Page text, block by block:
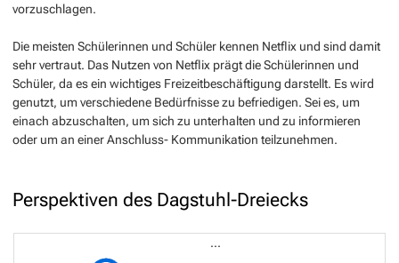
vorzuschlagen.
Die meisten Schülerinnen und Schüler kennen Netflix und sind damit
sehr vertraut. Das Nutzen von Netflix prägt die Schülerinnen und
Schüler, da es ein wichtiges Freizeitbeschäftigung darstellt. Es wird
genutzt, um verschiedene Bedürfnisse zu befriedigen. Sei es, um
einach abzuschalten, um sich zu unterhalten und zu informieren
oder um an einer Anschluss- Kommunikation teilzunehmen.
Perspektiven des Dagstuhl-Dreiecks
...